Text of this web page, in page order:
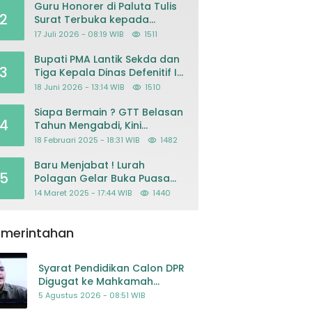
2
Guru Honorer di Paluta Tulis
Surat Terbuka kepada
Presiden Prabowo, Mohon
Kriminalisasi
17 Juli 2026 - 08:19 WIB 1511
3
Bupati PMA Lantik Sekda dan
Tiga Kepala Dinas Defenitif Ini
orangnya
18 Juni 2026 - 13:14 WIB 1510
Siapa Bermain ? GTT Belasan
Tahun Mengabdi, Kini
Dikeluarkan Sepihak Dari
18 Februari 2025 - 18:31 WIB 1482
Baru Menjabat ! Lurah
Polagan Gelar Buka Puasa
Bersama
14 Maret 2025 - 17:44 WIB 1440
Syarat Pendidikan Calon DPR
Digugat ke Mahkamah
Konstitusi
5 Agustus 2026 - 08:51 WIB